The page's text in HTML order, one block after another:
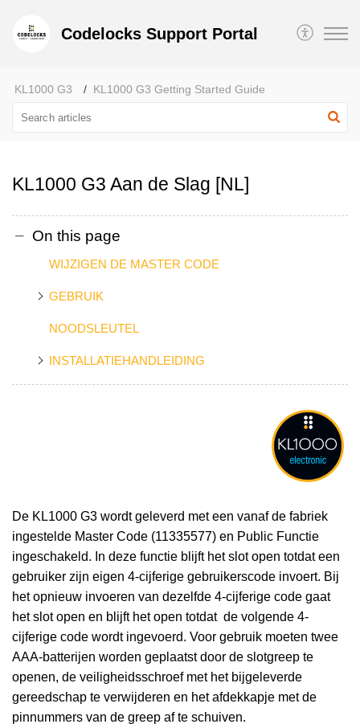
Codelocks Support Portal
KL1000 G3 KL1000 G3 Getting Started Guide
KL1000 G3 Aan de Slag [NL]
On this page
WIJZIGEN DE MASTER CODE
GEBRUIK
NOODSLEUTEL
INSTALLATIEHANDLEIDING
De KL1000 G3 wordt geleverd met een vanaf de fabriek
ingestelde Master Code (11335577) en Public Functie
ingeschakeld. In deze functie blijft het slot open totdat een
gebruiker zijn eigen 4-cijferige gebruikerscode invoert. Bij
het opnieuw invoeren van dezelfde 4-cijferige code gaat
het slot open en blijft het open totdat de volgende 4-
cijferige code wordt ingevoerd. Voor gebruik moeten twee
AAA-batterijen worden geplaatst door de slotgreep te
openen, de veiligheidsschroef met het bijgeleverde
gereedschap te verwijderen en het afdekkapje met de
pinnummers van de greep af te schuiven.